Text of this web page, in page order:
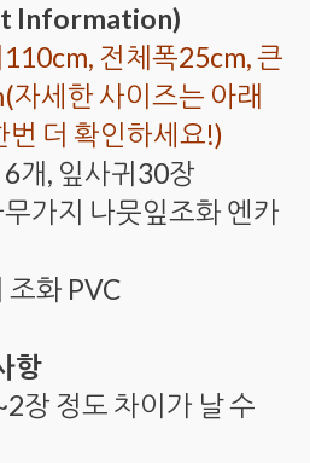
Information)
전체폭25cm, 큰
자세한 사이즈는 아래
더 확인하세요!)
개, 잎사귀30장
가지 나뭇잎조화 엔카
조화 PVC
항
장 정도 차이가 날 수